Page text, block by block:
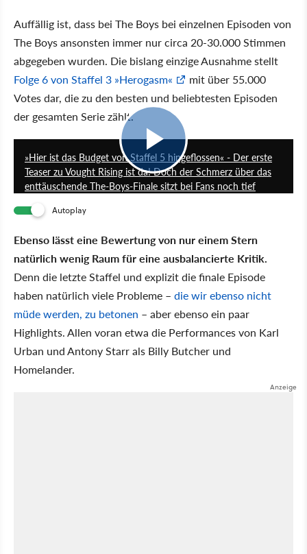
Auffällig ist, dass bei The Boys bei einzelnen Episoden von
The Boys ansonsten immer nur circa 20-30.000 Stimmen
abgegeben wurden. Die bislang einzige Ausnahme stellt
Folge 6 von Staffel 3 Herogasm
mit über 55.000
Votes dar, die zu den besten und beliebtesten Episoden
der gesamten Serie zählt.
»Hier ist das Budget von Staffel 5 hingeflossen« - Der erste
Teaser zu Vought Rising ist da! Doch der Schmerz über das
enttäuschende The-Boys-Finale sitzt bei Fans noch tief
Autoplay
Ebenso lässt eine Bewertung von nur einem Stern
natürlich wenig Raum für eine ausbalancierte Kritik.
Denn die letzte Staffel und explizit die finale Episode
haben natürlich viele Probleme – die wir ebenso nicht
müde werden, zu betonen – aber ebenso ein paar
Highlights. Allen voran etwa die Performances von Karl
Urban und Antony Starr als Billy Butcher und
Homelander.